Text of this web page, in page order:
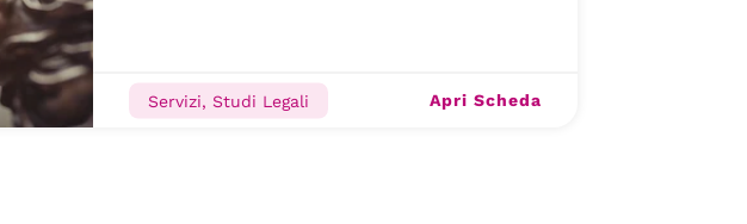
Servizi, Studi Legali Apri Scheda